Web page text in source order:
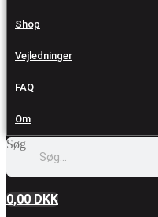
Shop
Vejledninger
FAQ
Om
Søg
0,00 DKK